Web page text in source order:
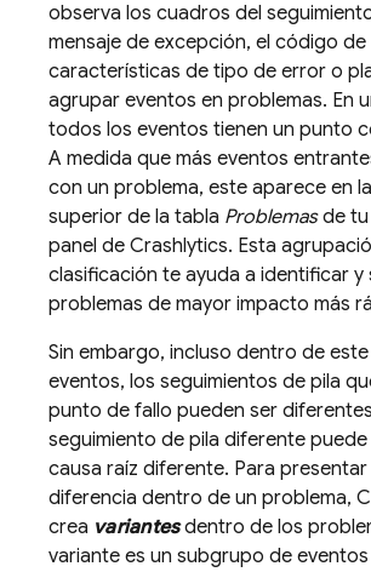
observa los cuadros del
mensaje de excepción, el código
características de tipo de error o
agrupar eventos en problemas. En
todos los eventos tienen un punto
A medida que más eventos
con un problema, este aparece en
superior de la tabla Problemasde tu
panel de Crashlytics. Esta
clasificación te ayuda a identificar y
problemas de mayor impacto más
Sin embargo, incluso dentro de
eventos, los seguimientos de pila
punto de fallo pueden ser
seguimiento de pila diferente puede
causa raíz diferente. Para
diferencia dentro de un problema,
crea variantesdentro de los
variante es un subgrupo de eventos